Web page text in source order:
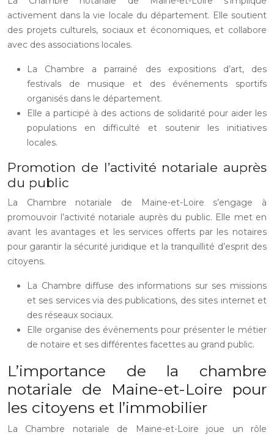
activement dans la vie locale du département. Elle soutient
des projets culturels, sociaux et économiques, et collabore
avec des associations locales.
La Chambre a parrainé des expositions d’art, des
festivals de musique et des événements sportifs
organisés dans le département.
Elle a participé à des actions de solidarité pour aider les
populations en difficulté et soutenir les initiatives
locales.
Promotion de l’activité notariale auprès
du public
La Chambre notariale de Maine-et-Loire s’engage à
promouvoir l’activité notariale auprès du public. Elle met en
avant les avantages et les services offerts par les notaires
pour garantir la sécurité juridique et la tranquillité d’esprit des
citoyens.
La Chambre diffuse des informations sur ses missions
et ses services via des publications, des sites internet et
des réseaux sociaux.
Elle organise des événements pour présenter le métier
de notaire et ses différentes facettes au grand public.
L’importance de la chambre
notariale de Maine-et-Loire pour
les citoyens et l’immobilier
La Chambre notariale de Maine-et-Loire joue un rôle